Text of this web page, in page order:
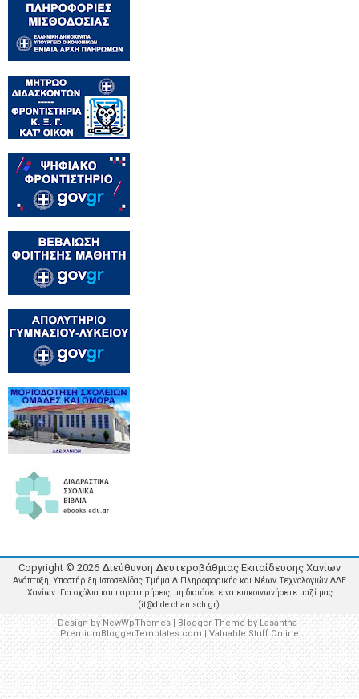
Copyright © 2026 Διεύθυνση Δευτεροβάθμιας Εκπαίδευσης Χανίων
Ανάπτυξη, Υποστήριξη Ιστοσελίδας Τμήμα Δ Πληροφορικής και Νέων Τεχνολογιών ΔΔΕ
Χανίων. Για σχόλια και παρατηρήσεις, μη διστάσετε να επικοινωνήσετε μαζί μας
(it@dide.chan.sch.gr).
Design byNewWpThemes| Blogger Theme by Lasantha-
PremiumBloggerTemplates.com | Valuable Stuff Online